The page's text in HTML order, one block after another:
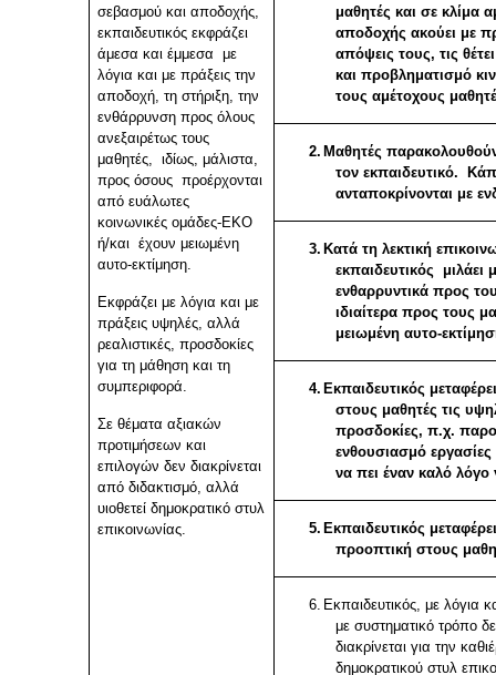
σεβασμού και αποδοχής,
εκπαιδευτικός εκφράζει
άμεσα και έμμεσα με
λόγια και με πράξεις την
αποδοχή, τη στήριξη, την
ενθάρρυνση προς όλους
ανεξαιρέτως τους
μαθητές, ιδίως, μάλιστα,
προς όσους προέρχονται
από ευάλωτες
κοινωνικές ομάδες-ΕΚΟ
ή/και έχουν μειωμένη
αυτο-εκτίμηση.
Εκφράζει με λόγια και με
πράξεις υψηλές, αλλά
ρεαλιστικές, προσδοκίες
για τη μάθηση και τη
συμπεριφορά.
Σε θέματα αξιακών
προτιμήσεων και
επιλογών δεν διακρίνεται
από διδακτισμό, αλλά
υιοθετεί δημοκρατικό στυλ
επικοινωνίας.
μαθητές και σε κλίμα
αποδοχής ακούει με
απόψεις τους, τις
και προβληματισμό
τους αμέτοχους
2. Μαθητές
τον εκπαιδευτικό.
ανταποκρίνονται με
3. Κατά τη λεκτική
εκπαιδευτικός μιλάει
ενθαρρυντικά προς
ιδιαίτερα προς τους
μειωμένη αυτο-
4. Εκπαιδευτικός
στους μαθητές τις
προσδοκίες, π.χ.
ενθουσιασμό εργασίες
να πει έναν καλό λόγο
5. Εκπαιδευτικός
προοπτική στους
6. Εκπαιδευτικός, με λόγια
με συστηματικό τρόπο
διακρίνεται για την
δημοκρατικού στυλ